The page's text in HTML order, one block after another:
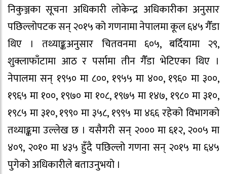
निकुञ्जका सूचना अधिकारी लोकेन्द्र अधिकारीका अनुसार
पछिल्लोपटक सन् २०१५ को गणनामा नेपालमा कूल ६४५ गैँडा
थिए । तथ्याङ्कअनुसार चितवनमा ६०५, बर्दियामा २९,
शुक्लाफाँटामा आठ र पर्सामा तीन गैँडा भेटिएका थिए ।
नेपालमा सन् १९५० मा ८००, १९५५ मा ४००, १९६० मा ३००,
१९६५ मा १००, १९७० मा १०८, १९७५ मा १४७, १९८० मा ३१०,
१९८५ मा ३१०, १९९० मा ३५८, १९९५ मा ४६६ रहेको विभागको
तथ्याङ्कमा उल्लेख छ । यसैगरी सन् २००० मा ६१२, २००५ मा
४०९, २०१० मा ४३५ हुँदै पछिल्लो गणना सन् २०१५ मा ६४५
पुगेको अधिकारीले बताउनुभयो ।